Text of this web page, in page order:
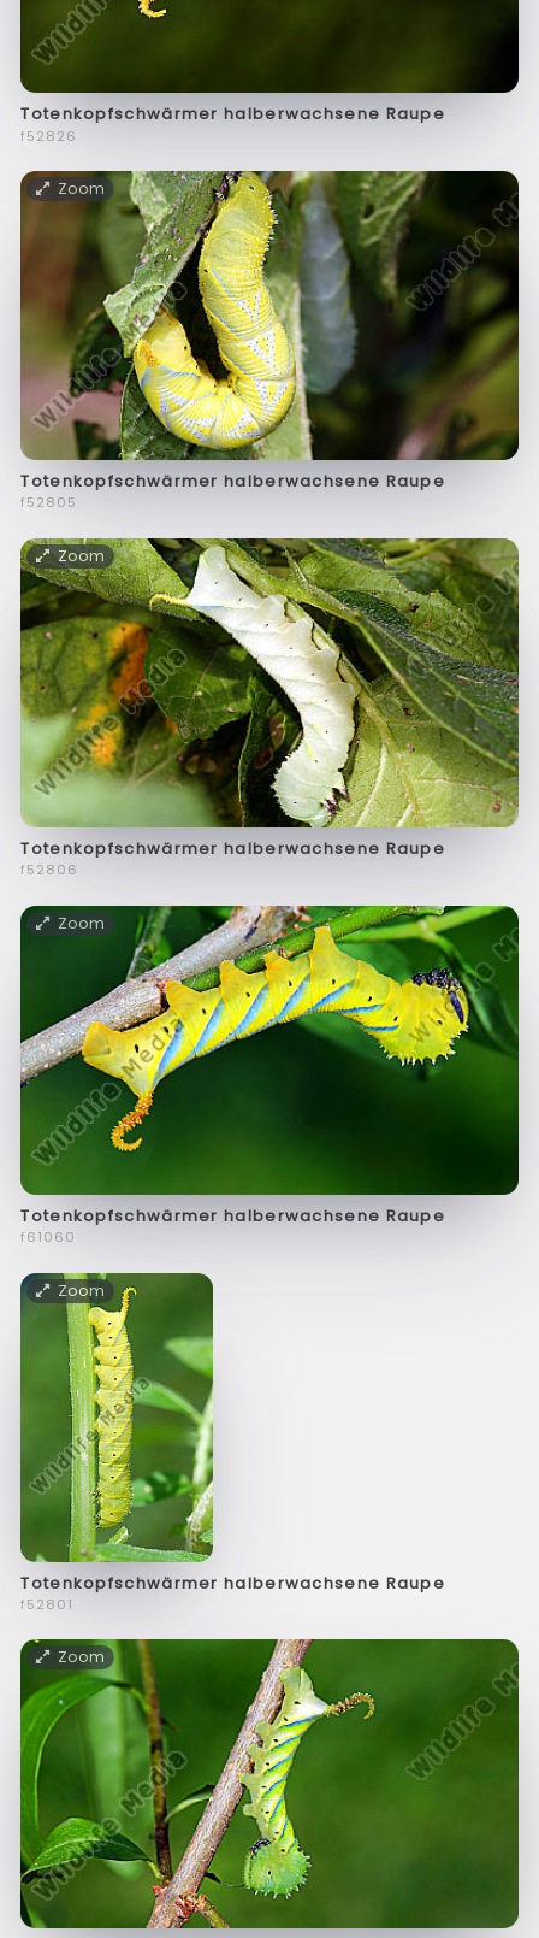
Totenkopfschwärmer halberwachsene Raupe
f52826
Zoom
Totenkopfschwärmer halberwachsene Raupe
f52805
Zoom
Totenkopfschwärmer halberwachsene Raupe
f52806
Zoom
Totenkopfschwärmer halberwachsene Raupe
f61060
Zoom
Totenkopfschwärmer halberwachsene Raupe
f52801
Zoom